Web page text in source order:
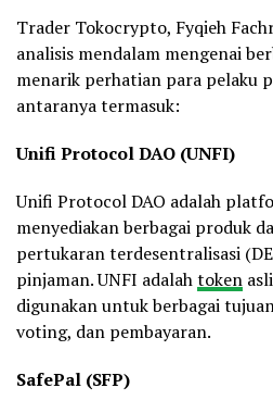
Trader Tokocrypto, Fyqieh
analisis mendalam mengenai
menarik perhatian para pelaku
antaranya termasuk:
Unifi Protocol DAO (UNFI)
Unifi Protocol DAO adalah
menyediakan berbagai produk
pertukaran terdesentralisasi
pinjaman. UNFI adalahtoken
digunakan untuk berbagai
voting, dan pembayaran.
SafePal (SFP)